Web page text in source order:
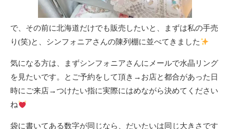
で、その前に北海道だけでも販売したいと、まずは私の手売
り(笑)と、 シンフォニアさんの陳列棚に並べてきました
気になる方は、まずシンフォニアさんにメールで水晶リング
を見たいです。とご予約をして頂き→お店と都合があった日
時にご来店→つけたい指に実際にはめながら決めてください
ね
袋に書いてある数字が同じなら、だいたいは同じ大きさです